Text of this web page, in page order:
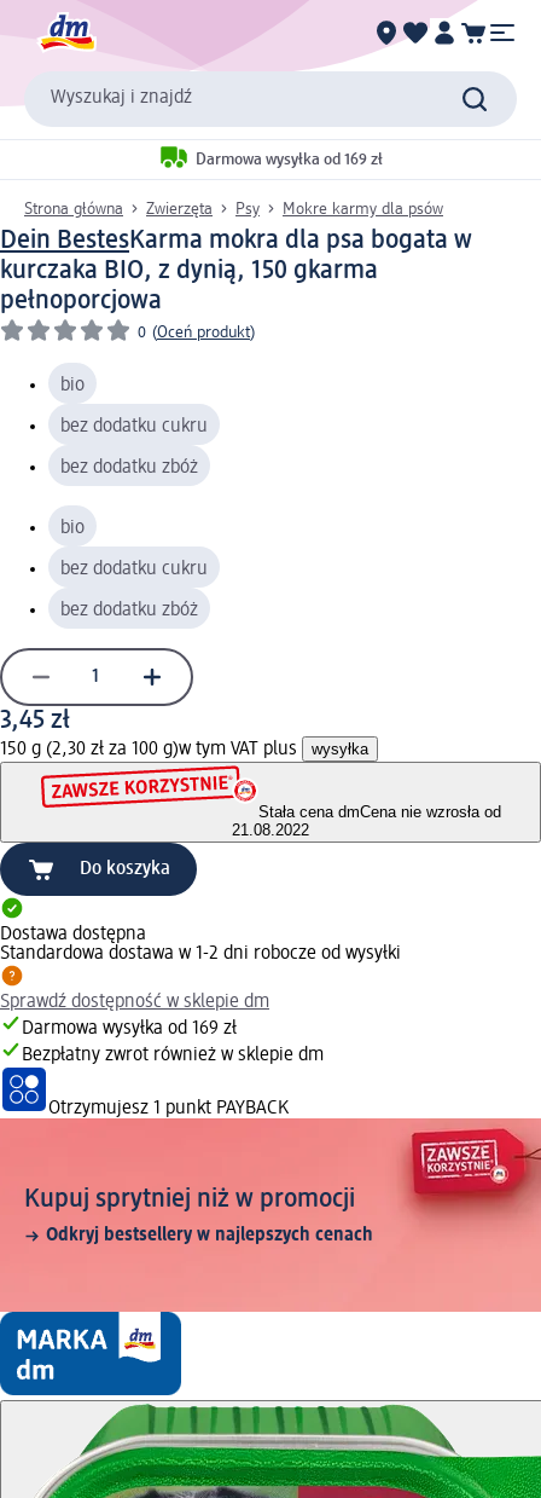
Wyszukaj i znajdź
Darmowa wysyłka od 169 zł
Strona główna Zwierzęta Psy Mokre karmy dla psów
Dein BestesKarma mokra dla psa bogata w
kurczaka BIO, z dynią, 150 gkarma
pełnoporcjowa
0 (Oceń produkt)
bio
bez dodatku cukru
bez dodatku zbóż
bio
bez dodatku cukru
bez dodatku zbóż
3,45 zł
150 g (2,30 zł za 100 g)w tym VAT plus wysyłka
Stała cena dmCena nie wzrosła od
21.08.2022
Do koszyka
Dostawa dostępna
Standardowa dostawa w 1-2 dni robocze od wysyłki
Sprawdź dostępność w sklepie dm
Darmowa wysyłka od 169 zł
Bezpłatny zwrot również w sklepie dm
Otrzymujesz 1 punkt PAYBACK
Kupuj sprytniej niż w promocji
Odkryj bestsellery w najlepszych cenach